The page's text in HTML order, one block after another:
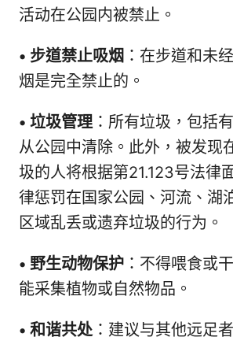
活动在公园内被禁止。
• 步道禁止吸烟 ：在步道和未
烟是完全禁止的。
• 垃圾管理 ：所有垃圾，包括
从公园中清除。此外，被发现
圾的人将根据第21.123号法律
律惩罚在国家公园、河流、湖
区域乱丢或遗弃垃圾的行为。
• 野生动物保护 ：不得喂食或
能采集植物或自然物品。
• 和谐共处：建议与其他远足